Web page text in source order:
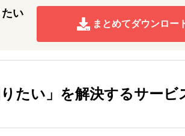
い
まとめてダウンロー
たい」を解決するサービ